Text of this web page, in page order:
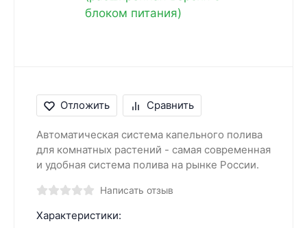
Отложить Сравнить
Автоматическая система капельного полива
для комнатных растений - самая современная
и удобная система полива на рынке России.
Написать отзыв
Характеристики: